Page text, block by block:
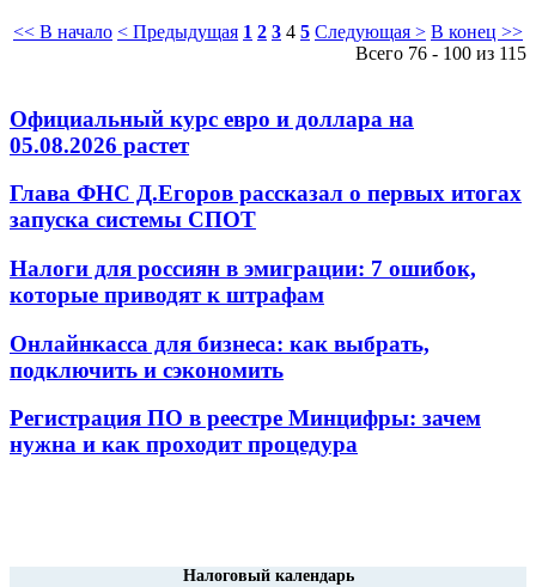
<< В начало < Предыдущая 1 2 3 4 5 Следующая > В конец >>
Всего 76 - 100 из 115
Официальный курс евро и доллара на
05.08.2026 растет
Глава ФНС Д.Егоров рассказал о первых итогах
запуска системы СПОТ
Налоги для россиян в эмиграции: 7 ошибок,
которые приводят к штрафам
Онлайнкасса для бизнеса: как выбрать,
подключить и сэкономить
Регистрация ПО в реестре Минцифры: зачем
нужна и как проходит процедура
Налоговый календарь